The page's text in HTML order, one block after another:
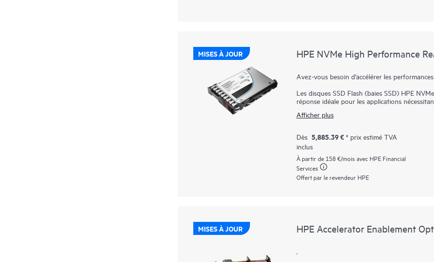
serveurs Web et le démarrage/basculement.
MISES À JOUR HPE NVMe High Performance
Avez-vous besoin d’accélérer les
Les disques SSD Flash (baies SSD) HPE
réponse idéale pour les applications
les applications par le biais du bus PCIe pour
Les baies SSD HPE NVMe Haute
données haute performance depuis le
SATA. Elles sont conçues pour utiliser le haut
charges de travail à haut volume de lecture,
démarrage/basculement.
Afficher plus
Dès 5,885.39 € * prix estimé TVA
inclus
À partir de 158 €/mois avec HPE Financial
Services
Offert par le revendeur HPE
MISES À JOUR HPE Accelerator Enablement